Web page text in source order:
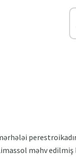
məhv